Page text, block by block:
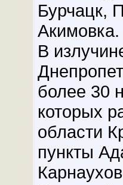
Бурчацк,
Акимовка.
В
более 30
которых
области
пункты